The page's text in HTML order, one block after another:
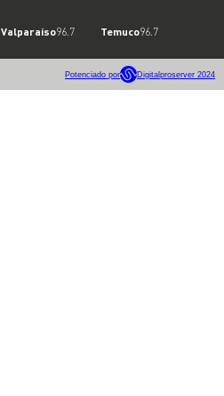
Valparaíso96.7 Temuco96.7
Potenciado por Digitalproserver 2024